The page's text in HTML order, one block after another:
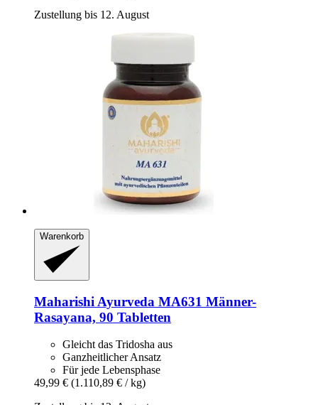
Zustellung bis 12. August
Warenkorb
Maharishi Ayurveda MA631 Männer-​
Rasayana, 90 Tabletten
Gleicht das Tridosha aus
Ganzheitlicher Ansatz
Für jede Lebensphase
49,99 € (1.110,89 € / kg)